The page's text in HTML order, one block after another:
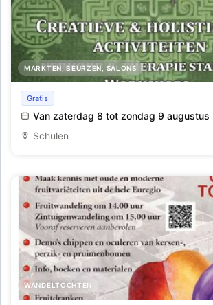
MARKTEN, BEURZEN, SALONS
Iyo yape marktje
Gratis
Van zaterdag 8 tot zondag 9 augustus
Schulen
WANDELTOCHTEN